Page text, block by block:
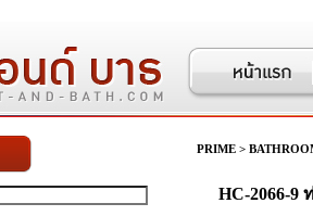
PRIME >
HC-2066-9